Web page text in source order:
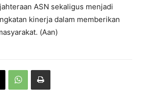
ASN sekaligus menjadi
kinerja dalam memberikan
(Aan)